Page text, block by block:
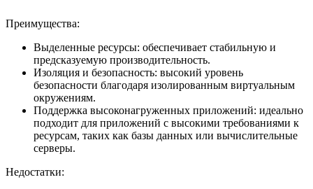
Преимущества:
Выделенные ресурсы: обеспечивает стабильную и
предсказуемую производительность.
Изоляция и безопасность: высокий уровень
безопасности благодаря изолированным виртуальным
окружениям.
Поддержка высоконагруженных приложений: идеально
подходит для приложений с высокими требованиями к
ресурсам, таких как базы данных или вычислительные
серверы.
Недостатки: